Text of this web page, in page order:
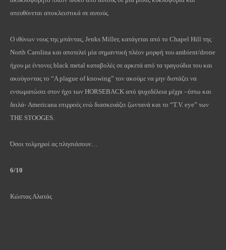
απευθύνεται αποκλειστικά σε αυτούς.
Ο ιθύνων νους της μπάντας, Jenks Miller, κατάγεται από το Chapel Hill της
North Carolina και αποτελεί μία σημαντική πλέον μορφή του ambient/drone
ήχου με έντονες black metal καταβολές σε αρκετά από τα τραγούδια του και
ακούγοντας το “A plague of knowing” τον ακούμε να μην διστάζει να
ενσωματώσει στον ήχο των HORSEBACK από ψυχεδέλεια μέχρι –έστω και
δειλά- Americana επιρροές ενώ διασκευάζει ζωντανά και το “T.V. eye” των
THE STOOGES
Όσοι τολμηροί ας πλησιάσουν…
6/10
Κώστας Αλατάς